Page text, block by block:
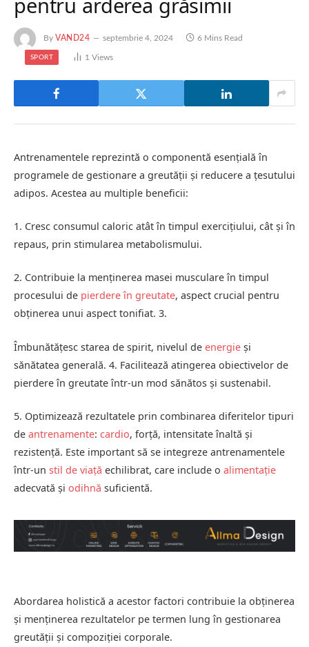
By VAND24 septembrie 4, 2024 6 Mins Read
SPORT 1 Views
Antrenamentele reprezintă o componentă esențială în
programele de gestionare a greutății și reducere a țesutului
adipos. Acestea au multiple beneficii:
1. Cresc consumul caloric atât în timpul exercițiului, cât și în
repaus, prin stimularea metabolismului.
2. Contribuie la menținerea masei musculare în timpul
procesului de pierdere în greutate, aspect crucial pentru
obținerea unui aspect tonifiat. 3.
Îmbunătățesc starea de spirit, nivelul de energie și
sănătatea generală. 4. Facilitează atingerea obiectivelor de
pierdere în greutate într-un mod sănătos și sustenabil.
5. Optimizează rezultatele prin combinarea diferitelor tipuri
de antrenamente: cardio, forță, intensitate înaltă și
rezistență. Este important să se integreze antrenamentele
într-un stil de viață echilibrat, care include o alimentație
adecvată și odihnă suficientă.
Abordarea holistică a acestor factori contribuie la obținerea
și menținerea rezultatelor pe termen lung în gestionarea
greutății și compoziției corporale.